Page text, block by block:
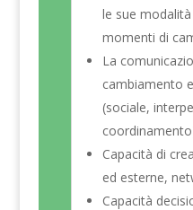
le sue
momenti di
La
cambiamento
(sociale,
Capacità di
ed esterne,
Capacità